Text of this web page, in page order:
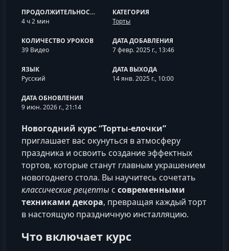
ПРОДОЛЖИТЕЛЬНОСТЬ
4 ч 2 мин
КАТЕГОРИЯ
Торты
КОЛИЧЕСТВО УРОКОВ
39 Видео
ДАТА ДОБАВЛЕНИЯ
7 февр. 2025 г., 13:46
ЯЗЫК
Русский
ДАТА ВЫХОДА
14 янв. 2025 г., 10:00
ДАТА ОБНОВЛЕНИЯ
9 июн. 2026 г., 21:14
Новогодний курс “Торты-елочки”
приглашает вас окунуться в атмосферу
праздника и освоить создание эффектных
тортов, которые станут главным украшением
новогоднего стола. Вы научитесь сочетать
классические рецепты с современными
техниками декора, превращая каждый торт
в настоящую праздничную инсталляцию.
Что включает курс